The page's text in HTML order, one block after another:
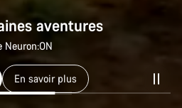
aventures
En savoir plus